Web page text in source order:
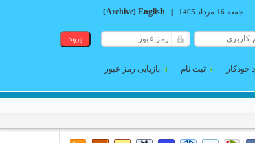
جمعه 16 مرداد 1405 |
English
[Archive]
خودکار ثبت نام بازیابی رمز عبور